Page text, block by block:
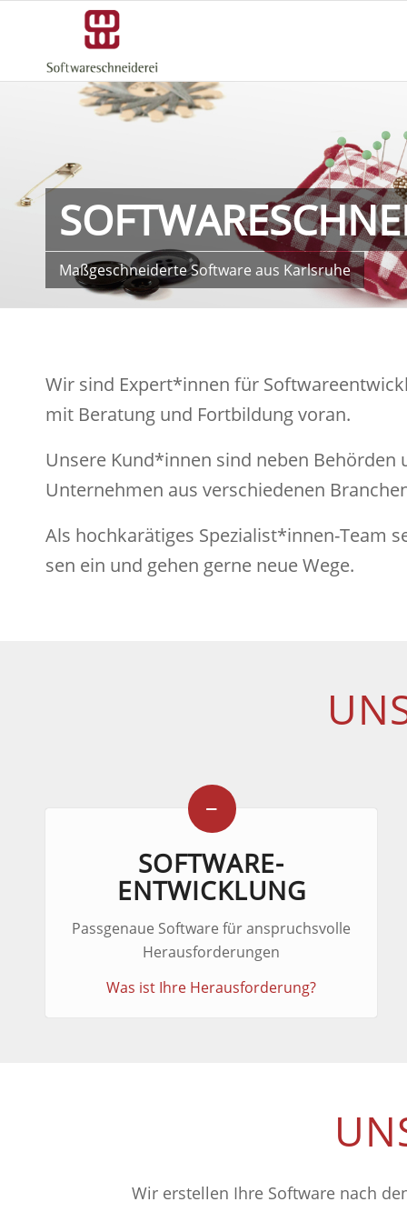
Maß­ge­schnei­der­te Soft­ware aus Karlsruhe
Wir sind Expert*innen für
mit Beratung und Fortbildung voran.
Unsere Kund*innen sind neben
Unternehmen aus verschiedenen
Als hochkarätiges Spezialist*innen-Team
sen ein und gehen gerne neue Wege.
SOFTWARE-
ENTWICKLUNG
Passgenaue Software für anspruchsvolle
Herausforderungen
Was ist Ihre Herausforderung?
Wir erstellen Ihre Software nach